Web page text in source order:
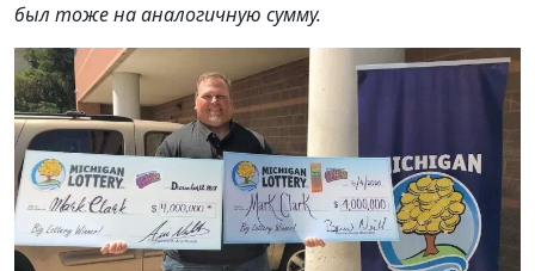
был тоже на аналогичную сумму.